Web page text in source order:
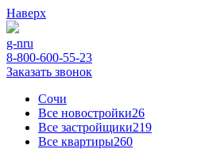
Наверх
g-nru
8-800-600-55-23
Заказать звонок
Сочи
Все новостройки26
Все застройщики219
Все квартиры260